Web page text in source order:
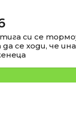
си се
се ходи, че